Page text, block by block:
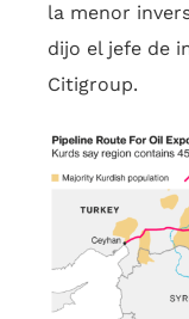
la menor
dijo el jefe de
Citigroup.